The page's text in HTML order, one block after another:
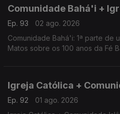
Comunidade Bahá'i +
Ep. 93
02 ago. 2026
Comunidade Bahá'i: 1ª parte de
Matos sobre os 100 anos da Fé
Igreja Católica +
Ep. 92
01 ago. 2026